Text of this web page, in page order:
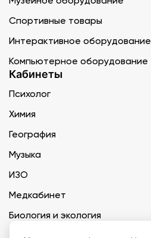
Спортивные товары
Интерактивное оборудование
Компьютерное оборудование
Кабинеты
Психолог
Химия
География
Музыка
ИЗО
Медкабинет
Биология и экология
Технология